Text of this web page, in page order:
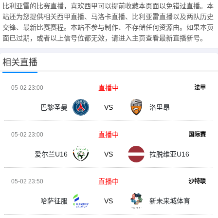
比利亚雷的比赛直播，喜欢西甲可以提前收藏本页面以免错过直播。本
站还为您提供相关西甲直播、马洛卡直播、比利亚雷直播以及两队历史
交锋、最新比赛赛程。本站不参与制作、不存储任何资源由。如果本页
面已过期，或者以上信号位都无效，请进入主页查看最新直播新号。
相关直播
05-02 23:00 法甲
巴黎圣曼 VS 洛里昂
直播中
05-02 23:00 国际赛
爱尔兰U16 VS 拉脱维亚U16
直播中
05-02 23:50 沙特联
哈萨征服 VS 新未来城体育
直播中